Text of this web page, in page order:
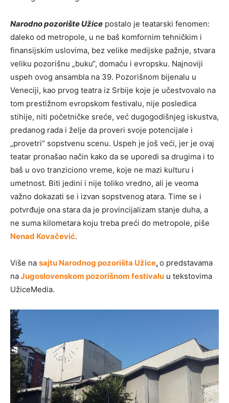
Narodno pozorište Užice postalo je teatarski fenomen:
daleko od metropole, u ne baš komfornim tehničkim i
finansijskim uslovima, bez velike medijske pažnje, stvara
veliku pozorišnu „buku“, domaću i evropsku. Najnoviji
uspeh ovog ansambla na 39. Pozorišnom bijenalu u
Veneciji, kao prvog teatra iz Srbije koje je učestvovalo na
tom prestižnom evropskom festivalu, nije posledica
stihije, niti početničke sreće, već dugogodišnjeg iskustva,
predanog rada i želje da proveri svoje potencijale i
„provetri“ sopstvenu scenu. Uspeh je još veći, jer je ovaj
teatar pronašao način kako da se uporedi sa drugima i to
baš u ovo tranziciono vreme, koje ne mazi kulturu i
umetnost. Biti jedini i nije toliko vredno, ali je veoma
važno dokazati se i izvan sopstvenog atara. Time se i
potvrđuje ona stara da je provincijalizam stanje duha, a
ne suma kilometara koju treba preći do metropole, piše
Nenad Kovačević.
Više na sajtu Narodnog pozorišta Užice,o predstavama
naJugoslovenskom pozorišnom festivalu u tekstovima
UžiceMedia.